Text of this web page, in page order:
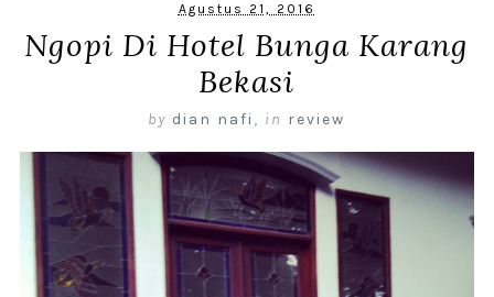
Agustus 21, 2016
Ngopi Di Hotel Bunga Karang
Bekasi
by dian nafi , in review